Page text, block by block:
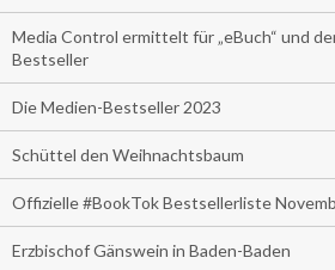
Media Control ermittelt für „eBuch“ und
Bestseller
Die Medien-Bestseller 2023
Schüttel den Weihnachtsbaum
Offizielle #BookTok Bestsellerliste
Erzbischof Gänswein in Baden-Baden